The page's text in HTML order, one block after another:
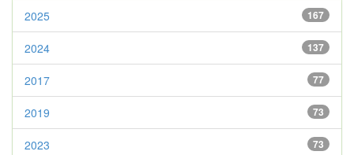
167
2025
137
2024
77
2017
73
2019
73
2023